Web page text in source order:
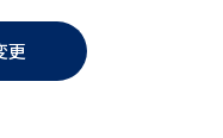
学科パンフ
更